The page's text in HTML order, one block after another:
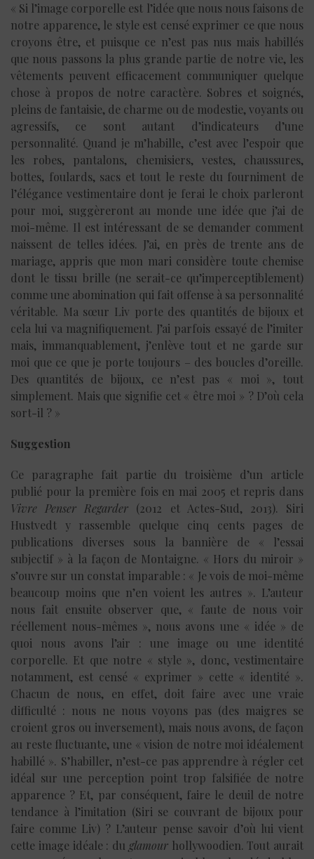
« Si l’image corporelle est l’idée que nous nous faisons de
notre apparence, le style est censé exprimer ce que nous
croyons être, et puisque ce n’est pas nus mais habillés
que nous passons la plus grande partie de notre vie, les
vêtements peuvent efficacement communiquer quelque
chose à propos de notre caractère. Sobres et soignés,
pleins de fantaisie, de charme ou de modestie, voyants ou
agressifs, ce sont autant d’indicateurs d’une
personnalité. Quand je m’habille, c’est avec l’espoir que
les robes, pantalons, chemisiers, vestes, chaussures,
bottes, foulards, sacs et tout le reste du fourniment de
l’élégance vestimentaire dont je ferai le choix parleront
pour moi, suggèreront au monde une idée que j’ai de
moi-même. Il est intéressant de se demander comment
naissent de telles idées. J’ai, en près de trente ans de
mariage, appris que mon mari considère toute chemise
dont le tissu brille (ne serait-ce qu’imperceptiblement)
comme une abomination qui fait offense à sa personnalité
véritable. Ma sœur Liv porte des quantités de bijoux et
cela lui va magnifiquement. J’ai parfois essayé de l’imiter
mais, immanquablement, j’enlève tout et ne garde sur
moi que ce que je porte toujours – des boucles d’oreille.
Des quantités de bijoux, ce n’est pas « moi », tout
simplement. Mais que signifie cet « être moi » ? D’où cela
sort-il ? »
Suggestion
Ce paragraphe fait partie du troisième d’un article
publié pour la première fois en mai 2005 et repris dans
Vivre Penser Regarder (2012 et Actes-Sud, 2013). Siri
Hustvedt y rassemble quelque cinq cents pages de
publications diverses sous la bannière de « l’essai
subjectif » à la façon de Montaigne. « Hors du miroir »
s’ouvre sur un constat imparable : « Je vois de moi-même
beaucoup moins que n’en voient les autres ». L’auteur
nous fait ensuite observer que, « faute de nous voir
réellement nous-mêmes », nous avons une « idée » de
quoi nous avons l’air : une image ou une identité
corporelle. Et que notre « style », donc, vestimentaire
notamment, est censé « exprimer » cette « identité ».
Chacun de nous, en effet, doit faire avec une vraie
difficulté : nous ne nous voyons pas (des maigres se
croient gros ou inversement), mais nous avons, de façon
au reste fluctuante, une « vision de notre moi idéalement
habillé ». S’habiller, n’est-ce pas apprendre à régler cet
idéal sur une perception point trop falsifiée de notre
apparence ? Et, par conséquent, faire le deuil de notre
tendance à l’imitation (Siri se couvrant de bijoux pour
faire comme Liv) ? L’auteur pense savoir d’où lui vient
cette image idéale : du glamourhollywoodien. Tout aurait